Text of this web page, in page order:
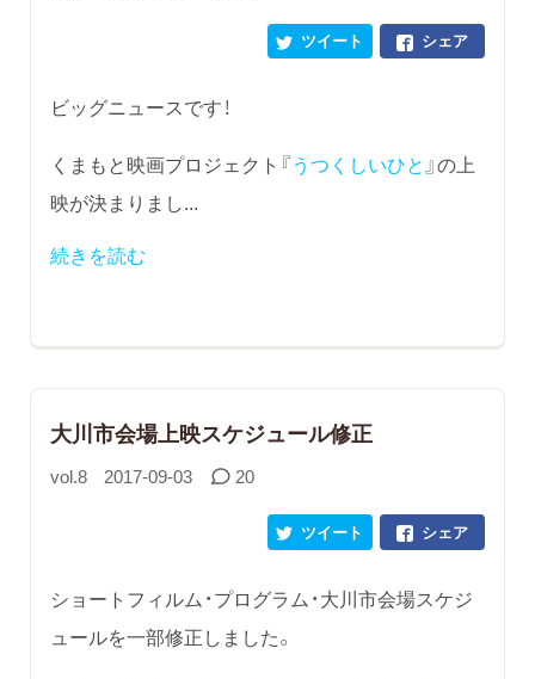
シェア
ツイート
ビッグニュースです！
くまもと映画プロジェクト『うつくしいひと』の上
映が決まりまし...
続きを読む
大川市会場上映スケジュール修正
vol.8 2017-09-03 20
シェア
ツイート
ショートフィルム・プログラム・大川市会場スケジ
ュールを一部修正しました。